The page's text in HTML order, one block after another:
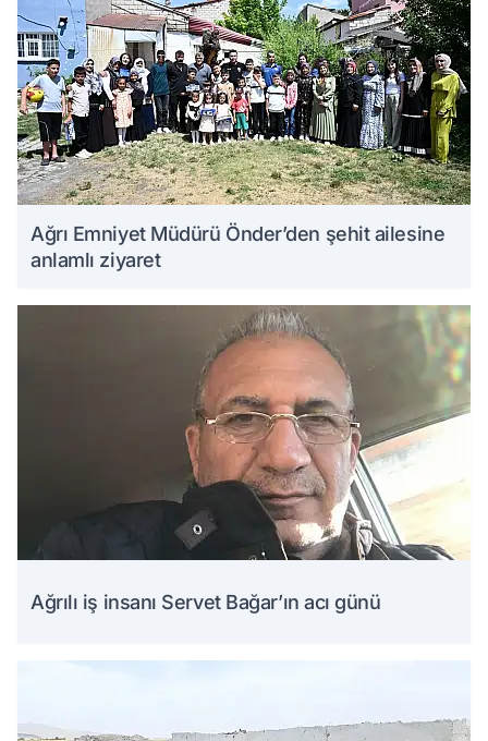
Ağrı Emniyet Müdürü Önder’den şehit ailesine
anlamlı ziyaret
Ağrılı iş insanı Servet Bağar’ın acı günü